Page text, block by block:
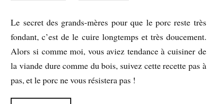
Le secret des grands-mères pour que le porc reste très
fondant, c’est de le cuire longtemps et très doucement.
Alors si comme moi, vous aviez tendance à cuisiner de
la viande dure comme du bois, suivez cette recette pas à
pas, et le porc ne vous résistera pas !